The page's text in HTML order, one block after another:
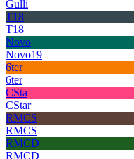
Gulli
T18
T18
Novo
Novo19
6ter
6ter
CSta
CStar
RMCS
RMCS
RMCD
RMCD